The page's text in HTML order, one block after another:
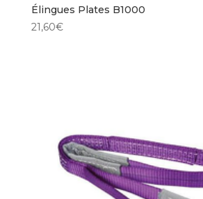
Élingues Plates B1000
21,60€